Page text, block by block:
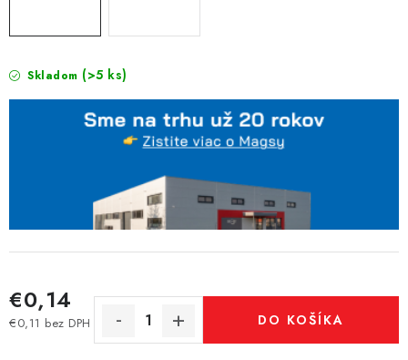
Skladom (>5 ks)
€0,14
€0,11 bez DPH
Jednotková cena:
DO KOŠÍKA